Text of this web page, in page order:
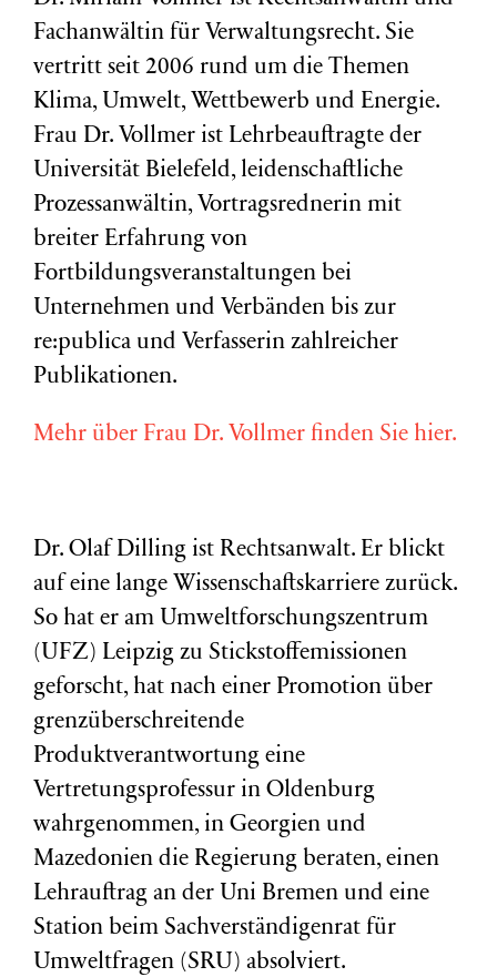
Fachanwältin für Verwaltungsrecht. Sie
vertritt seit 2006 rund um die Themen
Klima, Umwelt, Wettbewerb und Energie.
Frau Dr. Vollmer ist Lehrbeauftragte der
Universität Bielefeld, leidenschaftliche
Prozessanwältin, Vortragsrednerin mit
breiter Erfahrung von
Fortbildungsveranstaltungen bei
Unternehmen und Verbänden bis zur
re:publica und Verfasserin zahlreicher
Publikationen.
Mehr über Frau Dr. Vollmer finden Sie hier.
Dr. Olaf Dilling ist Rechtsanwalt. Er blickt
auf eine lange Wissenschaftskarriere zurück.
So hat er am Umweltforschungszentrum
(UFZ) Leipzig zu Stickstoffemissionen
geforscht, hat nach einer Promotion über
grenzüberschreitende
Produktverantwortung eine
Vertretungsprofessur in Oldenburg
wahrgenommen, in Georgien und
Mazedonien die Regierung beraten, einen
Lehrauftrag an der Uni Bremen und eine
Station beim Sachverständigenrat für
Umweltfragen (SRU ) absolviert.